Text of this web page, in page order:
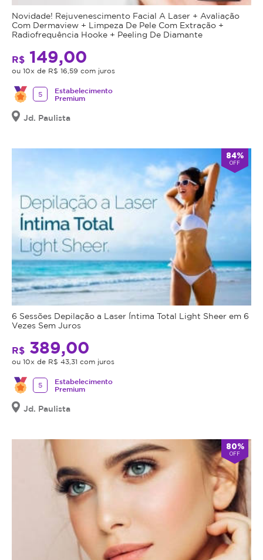
riscos
a
saúde
do
procedimento.
não
seja
indicação,
em
crédito
para
utilização
em
outros
procedimentos
dentro
da
plataforma.
cupom
comprado
possui
data
de
ideal.
Ou
seja,
é
para
“aquela
gordurinha
Vela
Shape
II
É
o
mais
avançado
que
trata
simultaneamente,
a
redução
diminui
circunferência
Novidade! Rejuvenescimento Facial A Laser + Avaliação
Com Dermaview + Limpeza De Pele Com Extração +
Radiofrequência Hooke + Peeling De Diamante
R$ 149,00
ou 10x de R$ 16,59 com juros
5
Estabelecimento
Premium
Jd. Paulista
84%
OFF
6 Sessões Depilação a Laser Íntima Total Light Sheer em 6
Vezes Sem Juros
R$ 389,00
ou 10x de R$ 43,31 com juros
5
Estabelecimento
Premium
Jd. Paulista
80%
OFF